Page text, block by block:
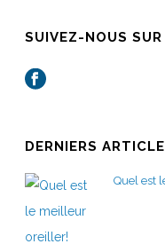
SUIVEZ-NOUS
DERNIERS
Quel est